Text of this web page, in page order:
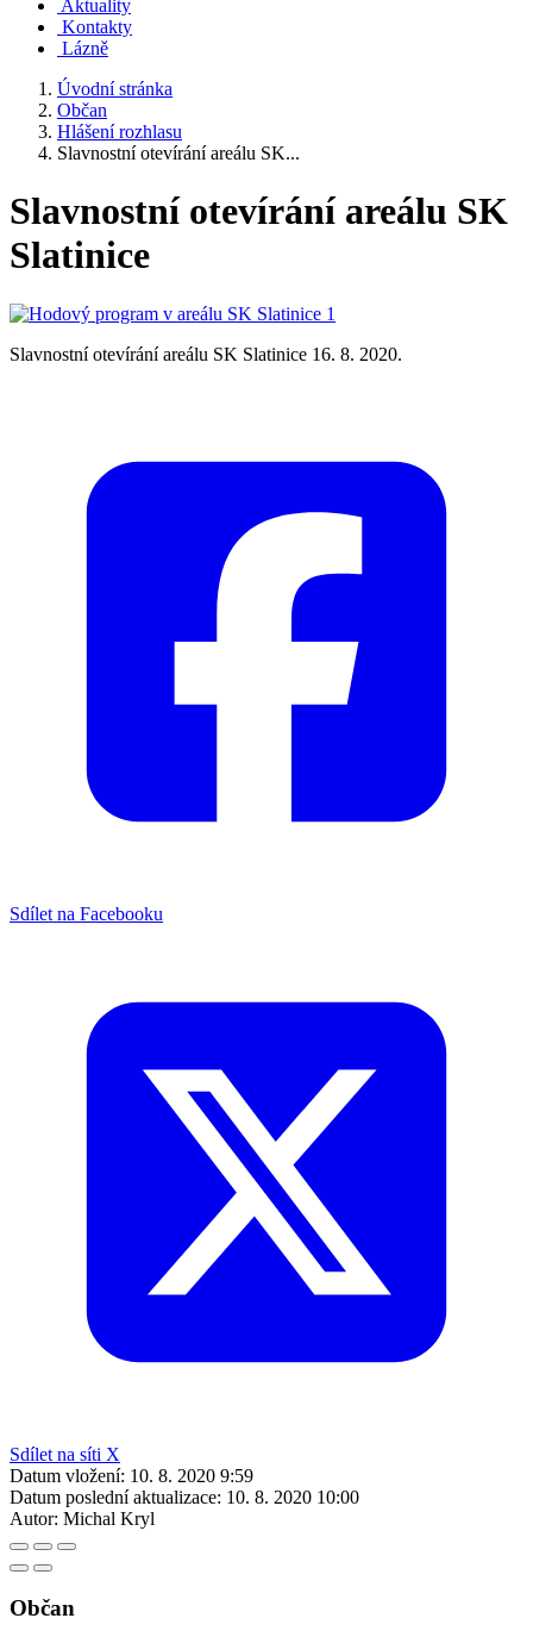
Aktuality
Kontakty
Lázně
Úvodní stránka
Občan
Hlášení rozhlasu
Slavnostní otevírání areálu SK...
Slavnostní otevírání areálu SK
Slatinice
Slavnostní otevírání areálu SK Slatinice 16. 8. 2020.
Sdílet na Facebooku
Sdílet na síti X
Datum vložení: 10. 8. 2020 9:59
Datum poslední aktualizace: 10. 8. 2020 10:00
Autor: Michal Kryl
Občan